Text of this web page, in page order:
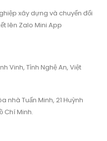
xây dựng và chuyển đổi
lên Zalo Mini App
Vinh, Tỉnh Nghệ An, Việt
nhà Tuấn Minh, 21 Huỳnh
Chí Minh.